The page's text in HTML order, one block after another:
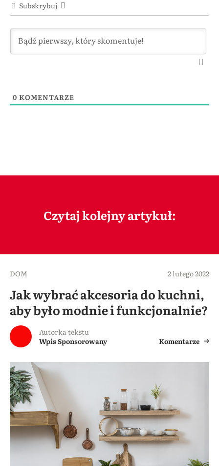
Subskrybuj
0 KOMENTARZE
Czytaj kolejny artykuł:
DOM 2 lutego 2022
Jak wybrać akcesoria do kuchni,
aby było modnie i funkcjonalnie?
Autorka tekstu
Wpis Sponsorowany
Komentarze